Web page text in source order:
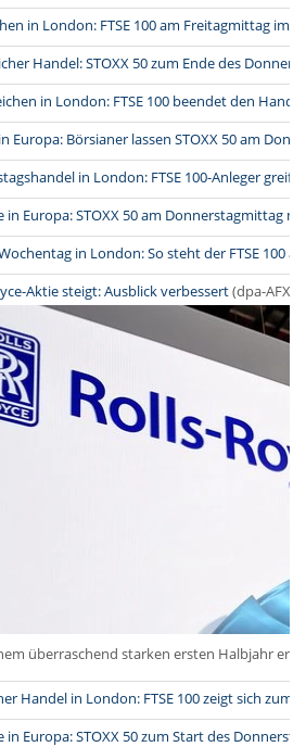
in London: FTSE 100 am Freitagmittag im
Handel: STOXX 50 zum Ende des
in London: FTSE 100 beendet den
Europa: Börsianer lassen STOXX 50 am
in London: FTSE 100-Anleger
in Europa: STOXX 50 am Donnerstagmittag
in London: So steht der FTSE 100
Aktie steigt: Ausblick verbessert(dpa-AFX)
überraschend starken ersten Halbjahr
Handel in London: FTSE 100 zeigt sich zum
in Europa: STOXX 50 zum Start des